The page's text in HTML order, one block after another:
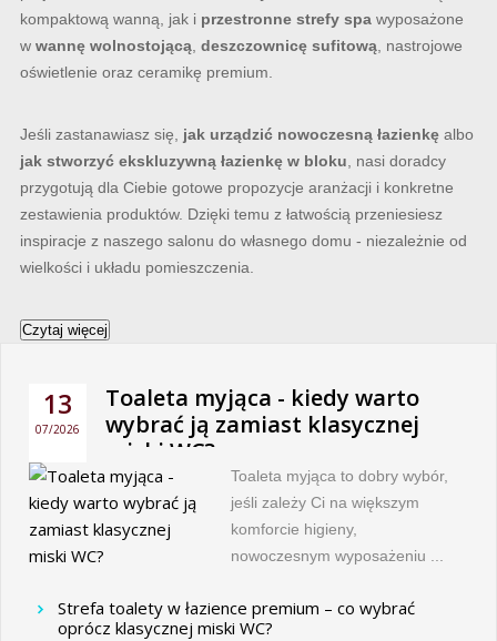
kompaktową wanną, jak i przestronne strefy spawyposażone
w wannę wolnostojącą, deszczownicę sufitową, nastrojowe
oświetlenie oraz ceramikę premium.
Jeśli zastanawiasz się, jak urządzić nowoczesną łazienkęalbo
jak stworzyć ekskluzywną łazienkę w bloku, nasi doradcy
przygotują dla Ciebie gotowe propozycje aranżacji i konkretne
zestawienia produktów. Dzięki temu z łatwością przeniesiesz
inspiracje z naszego salonu do własnego domu - niezależnie od
wielkości i układu pomieszczenia.
Czytaj więcej
13
07/2026
Toaleta myjąca - kiedy warto
wybrać ją zamiast klasycznej
miski WC?
Toaleta myjąca to dobry wybór,
jeśli zależy Ci na większym
komforcie higieny,
nowoczesnym wyposażeniu ...
Strefa toalety w łazience premium – co wybrać
oprócz klasycznej miski WC?